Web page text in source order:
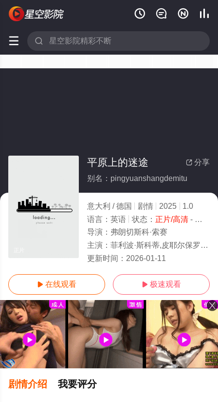
   
 
 分享
平原上的迷途
别名：pingyuanshangdemitu
意大利 / 德国 剧情 2025
1.0
语言： 英语 状态： 正片/高清- 免费在线观看
导演： 弗朗切斯科·索赛
主演： 菲利波·斯科蒂,皮耶尔保罗·卡波维拉,罗伯托·西特兰,安德里亚·彭纳基,塞尔吉奥·罗马诺
更新时间： 2026-01-11
 在线观看  极速观看
剧情介绍 我要评分